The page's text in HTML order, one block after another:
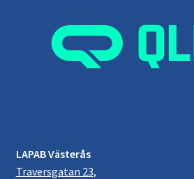
LAPAB Västerås
Traversgatan 23,